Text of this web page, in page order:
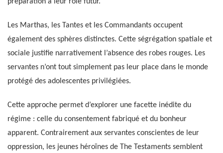
préparation à leur rôle futur.
Les Marthas, les Tantes et les Commandants occupent
également des sphères distinctes. Cette ségrégation spatiale et
sociale justifie narrativement l’absence des robes rouges. Les
servantes n’ont tout simplement pas leur place dans le monde
protégé des adolescentes privilégiées.
Cette approche permet d’explorer une facette inédite du
régime : celle du consentement fabriqué et du bonheur
apparent. Contrairement aux servantes conscientes de leur
oppression, les jeunes héroïnes de The Testaments semblent